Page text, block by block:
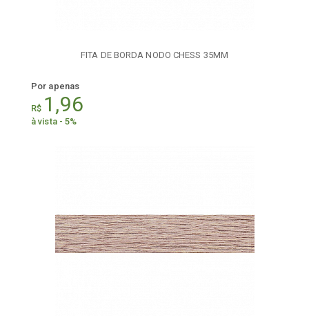
FITA DE BORDA NODO CHESS 35MM
Por apenas
R$ 1,96
à vista - 5%